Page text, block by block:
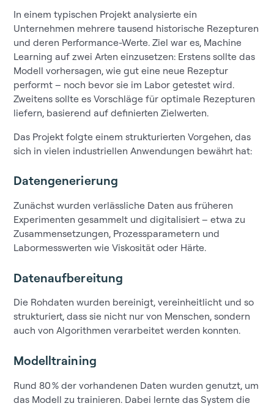
In einem typischen Projekt analysierte ein
Unternehmen mehrere tausend historische Rezepturen
und deren Performance-Werte. Ziel war es, Machine
Learning auf zwei Arten einzusetzen: Erstens sollte das
Modell vorhersagen, wie gut eine neue Rezeptur
performt – noch bevor sie im Labor getestet wird.
Zweitens sollte es Vorschläge für optimale Rezepturen
liefern, basierend auf definierten Zielwerten.
Das Projekt folgte einem strukturierten Vorgehen, das
sich in vielen industriellen Anwendungen bewährt hat:
Datengenerierung
Zunächst wurden verlässliche Daten aus früheren
Experimenten gesammelt und digitalisiert – etwa zu
Zusammensetzungen, Prozessparametern und
Labormesswerten wie Viskosität oder Härte.
Datenaufbereitung
Die Rohdaten wurden bereinigt, vereinheitlicht und so
strukturiert, dass sie nicht nur von Menschen, sondern
auch von Algorithmen verarbeitet werden konnten.
Modelltraining
Rund 80 % der vorhandenen Daten wurden genutzt, um
das Modell zu trainieren. Dabei lernte das System die